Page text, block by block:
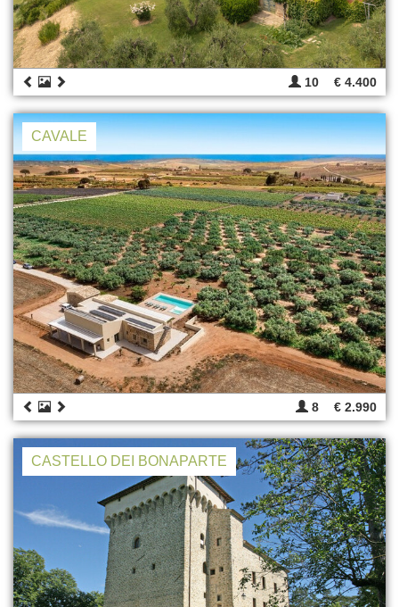
10 € 4.400
CAVALE
8 € 2.990
CASTELLO DEI BONAPARTE